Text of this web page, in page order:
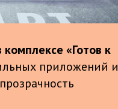
«Готов к
приложений и